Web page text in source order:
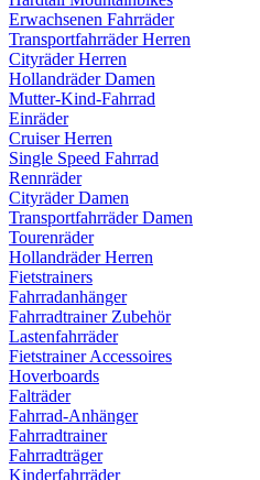
Erwachsenen Fahrräder
Transportfahrräder Herren
Cityräder Herren
Hollandräder Damen
Mutter-Kind-Fahrrad
Einräder
Cruiser Herren
Single Speed Fahrrad
Rennräder
Cityräder Damen
Transportfahrräder Damen
Tourenräder
Hollandräder Herren
Fietstrainers
Fahrradanhänger
Fahrradtrainer Zubehör
Lastenfahrräder
Fietstrainer Accessoires
Hoverboards
Falträder
Fahrrad-Anhänger
Fahrradtrainer
Fahrradträger
Kinderfahrräder